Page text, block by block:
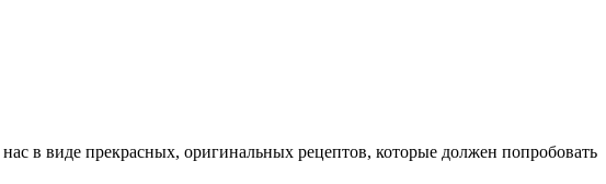
в виде прекрасных, оригинальных рецептов, которые должен попробовать